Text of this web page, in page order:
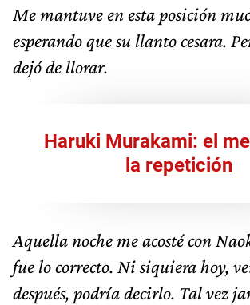
Me mantuve en esta posición
esperando que su llanto cesara.
dejó de llorar.
Haruki Murakami: el
la repetición
Aquella noche me acosté con
fue lo correcto. Ni siquiera hoy,
después, podría decirlo. Tal vez